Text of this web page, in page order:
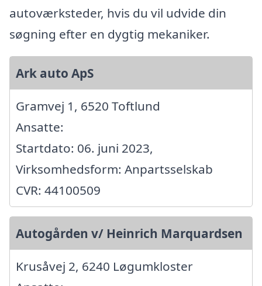
autoværksteder, hvis du vil udvide din
søgning efter en dygtig mekaniker.
Ark auto ApS
Gramvej 1, 6520 Toftlund
Ansatte:
Startdato: 06. juni 2023,
Virksomhedsform: Anpartsselskab
CVR: 44100509
Autogården v/ Heinrich Marquardsen
Krusåvej 2, 6240 Løgumkloster